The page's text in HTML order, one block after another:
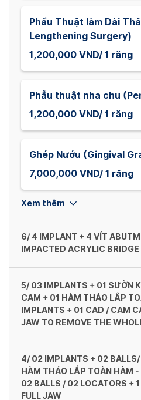
Phẩu Thuật làm Dài
Lengthening Surgery)
1,200,000 VND/ 1 răng
Phẫu thuật nha chu
1,200,000 VND/ 1 răng
Ghép Nướu (Gingival
7,000,000 VND/ 1 răng
Xem thêm
6/ 4 IMPLANT + 4 VÍT
IMPACTED ACRYLIC BRIDGE
Dentium (Mỹ/ Hàn
138,000,000 VND/ 1
Neodent (GM Helix) -
138,000,000 VND/ 1
5/ 03 IMPLANTS + 01 SƯỜN
CAM + 01 HÀM THÁO LẮP
IMPLANTS + 01 CAD / CAM
JAW TO REMOVE THE
Dentium (Mỹ/ Hàn
South Korea)
4/ 02 IMPLANTS + 02 BALLS/
HÀM THÁO LẮP TOÀN HÀM
02 BALLS / 02 LOCATORS +
FULL JAW